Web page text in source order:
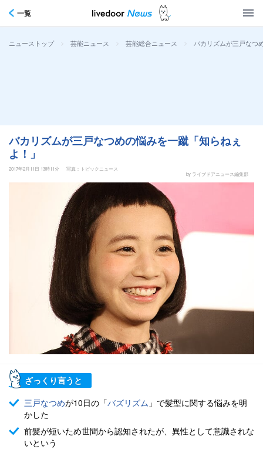
一覧
ニューストップ > 芸能ニュース > 芸能総合ニュース > バカリズムが三戸なつ
バカリズムが三戸なつめの悩みを一蹴「知らねぇ
よ！」
2017年2月11日 13時11分
写真：トピックニュース
by ライブドアニュース編集部
ざっくり言うと
三戸なつめが10日の「バズリズム 」で髪型に関する悩みを明
かした
前髪が短いため世間から認知されたが、異性として意識されな
いという